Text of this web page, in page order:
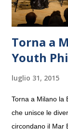
Torna a
Youth
luglio 31, 2015
Torna a Milano la
che unisce le
circondano il Mar